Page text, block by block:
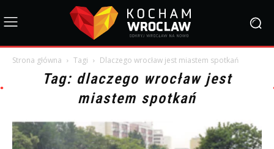
Strona główna Tagi Dlaczego wrocław jest miastem spotkań
Tag: dlaczego wrocław jest
miastem spotkań